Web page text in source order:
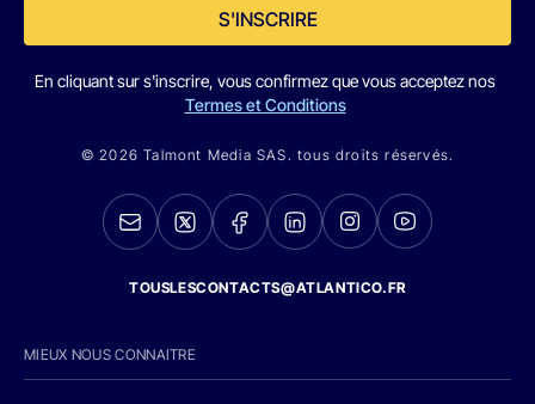
S'INSCRIRE
En cliquant sur s'inscrire, vous confirmez que vous acceptez nos
Termes et Conditions
© 2026 Talmont Media SAS. tous droits réservés.
TOUSLESCONTACTS@ATLANTICO.FR
MIEUX NOUS CONNAITRE